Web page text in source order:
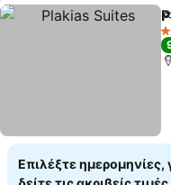
3
Επιλέξτε ημερομηνίες,